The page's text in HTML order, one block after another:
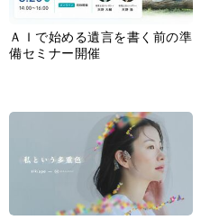
ＡＩで始める遺言を書く前の準
備セミナー開催